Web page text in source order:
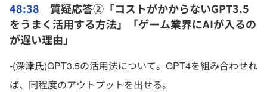
48:38 質疑応答②「コストがかからないGPT3.5
をうまく活用する方法」「ゲーム業界にAIが入るの
が遅い理由」
-(深津氏)GPT3.5の活用法について。GPT4を組み合わせれ
ば、同程度のアウトプットを出せる。